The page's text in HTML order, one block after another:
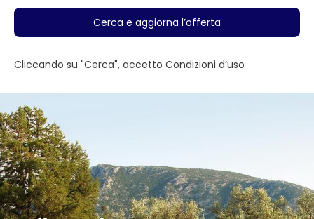
Cerca e aggiorna l’offerta
Cliccando su "Cerca", accetto Condizioni d’uso